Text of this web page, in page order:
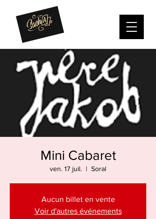
Mini Cabaret
ven. 17 juil.
  |
Soral
Aucun billet en vente
Voir d'autres événements